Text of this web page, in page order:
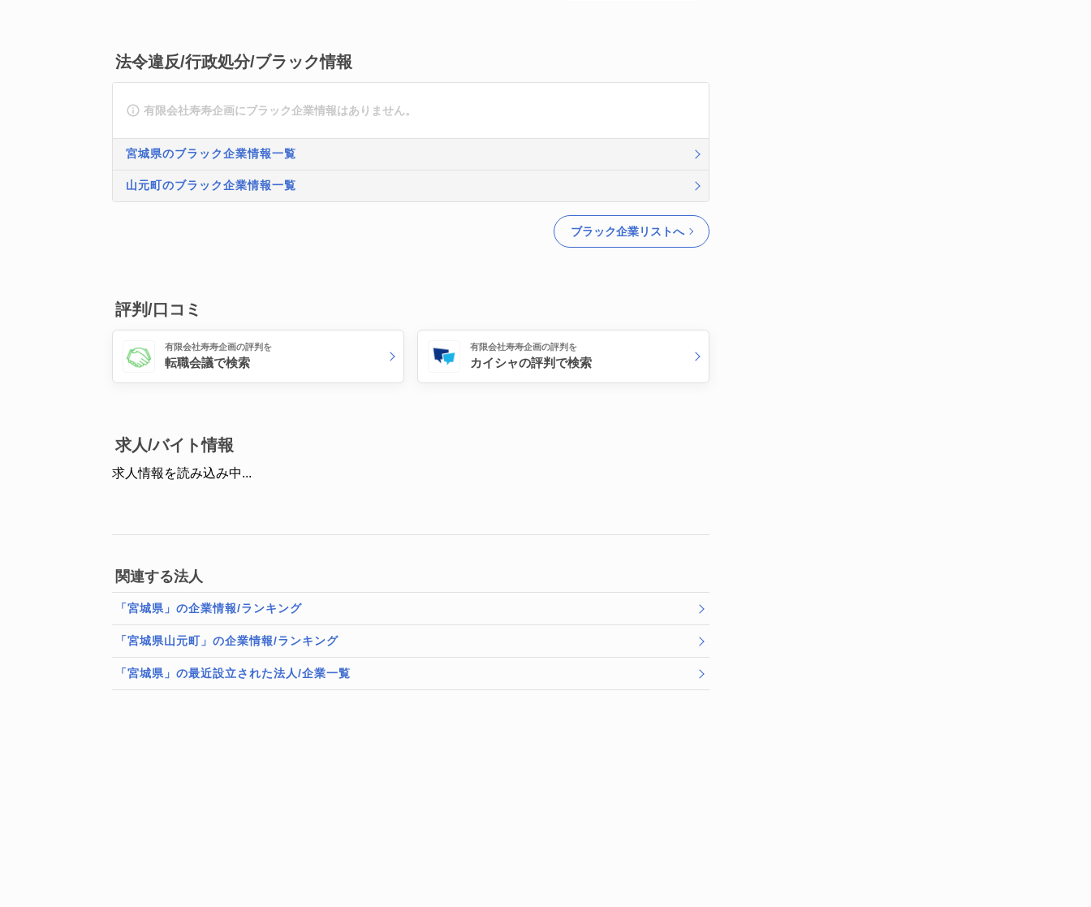
法令違反/行政処分/ブラック情報
有限会社寿寿企画にブラック企業情報はありません。
宮城県のブラック企業情報一覧
山元町のブラック企業情報一覧
ブラック企業リストへ
評判/口コミ
有限会社寿寿企画の評判を
転職会議で検索
有限会社寿寿企画の評判を
カイシャの評判で検索
求人/バイト情報
求人情報を読み込み中...
関連する法人
「宮城県」の企業情報/ランキング
「宮城県山元町」の企業情報/ランキング
「宮城県」の最近設立された法人/企業一覧